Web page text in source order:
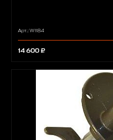
Арт.: W1184
14 600 ₽